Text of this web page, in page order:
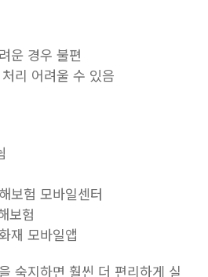
운 경우 불편
리 어려울 수 있음
보험 모바일센터
보험
재 모바일앱
숙지하면 훨씬 더 편리하게 실